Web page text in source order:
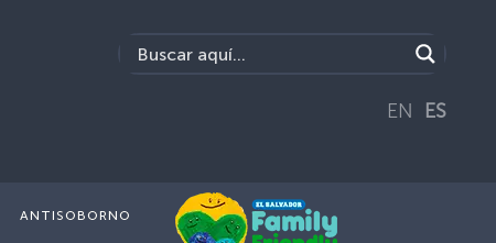
EN ES
ANTISOBORNO